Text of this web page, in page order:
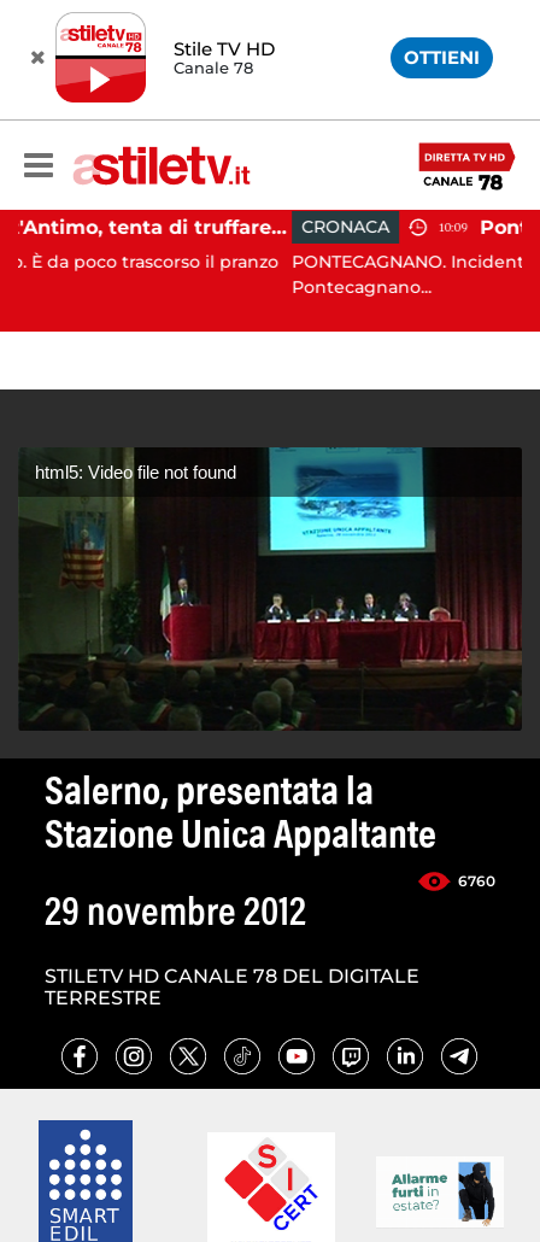
Stile TV HD
Canale 78 OTTIENI
Sant'Antimo, tenta di truffare anziana: 16enne denunciato dai carabinieri
il pranzo
CRONACA 10:09
PONTECAGNANO. Incidente stradale,
Pontecagnano...
html5: Video file not found
Salerno, presentata la
Stazione Unica Appaltante
6760
29 novembre 2012
STILETV HD CANALE 78 DEL DIGITALE
TERRESTRE